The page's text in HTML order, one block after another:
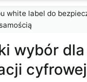
white label do
wybór dla
cyfrowej